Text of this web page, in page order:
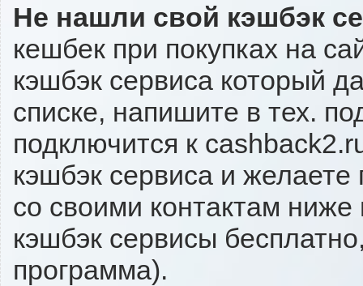
Не нашли свой кэшбэк
кешбек при покупках на
кэшбэк сервиса который
списке, напишите в тех.
подключится к
кэшбэк сервиса и желаете
со своими контактам
кэшбэк сервисы
программа).